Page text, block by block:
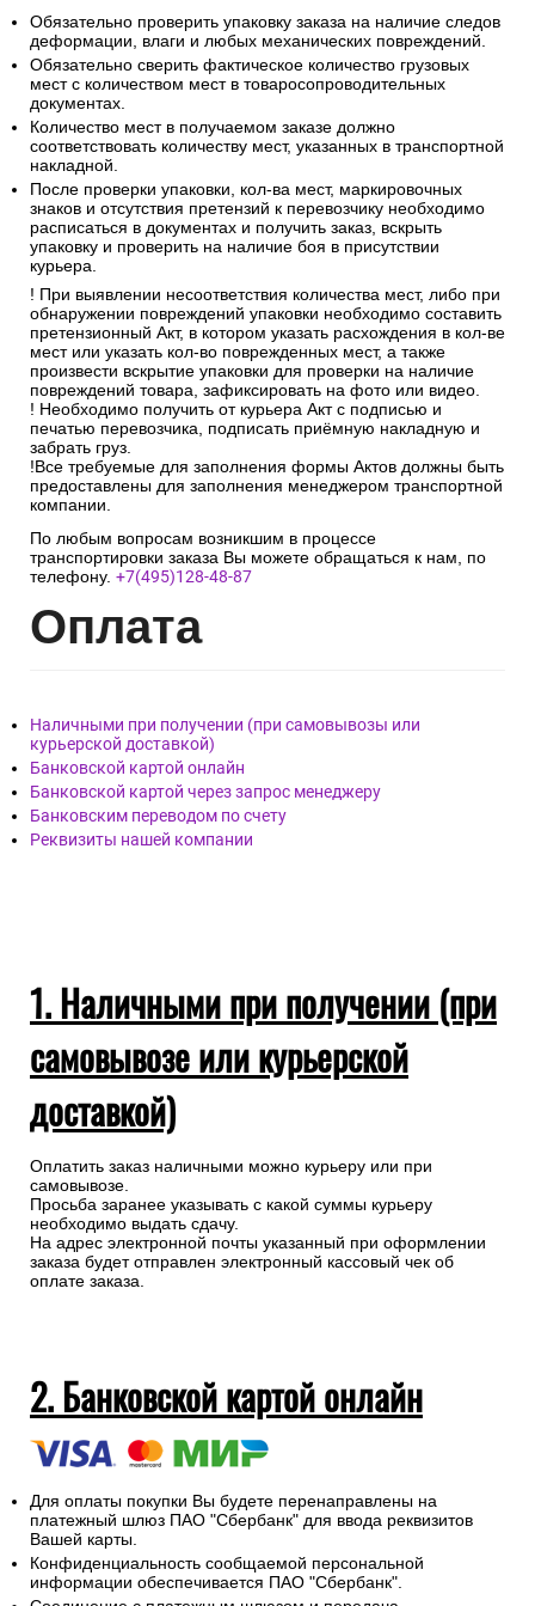
Обязательно проверить упаковку заказа на наличие следов
деформации, влаги и любых механических повреждений.
Обязательно сверить фактическое количество грузовых
мест с количеством мест в товаросопроводительных
документах.
Количество мест в получаемом заказе должно
соответствовать количеству мест, указанных в транспортной
накладной.
После проверки упаковки, кол-ва мест, маркировочных
знаков и отсутствия претензий к перевозчику необходимо
расписаться в документах и получить заказ, вскрыть
упаковку и проверить на наличие боя в присутствии
курьера.
! При выявлении несоответствия количества мест, либо при
обнаружении повреждений упаковки необходимо составить
претензионный Акт, в котором указать расхождения в кол-ве
мест или указать кол-во поврежденных мест, а также
произвести вскрытие упаковки для проверки на наличие
повреждений товара, зафиксировать на фото или видео.
! Необходимо получить от курьера Акт с подписью и
печатью перевозчика, подписать приёмную накладную и
забрать груз.
!Все требуемые для заполнения формы Актов должны быть
предоставлены для заполнения менеджером транспортной
компании.
По любым вопросам возникшим в процессе
транспортировки заказа Вы можете обращаться к нам, по
телефону. +7(495)128-48-87
Оплата
Наличными при получении (при самовывозы или
курьерской доставкой)
Банковской картой онлайн
Банковской картой через запрос менеджеру
Банковским переводом по счету
Реквизиты нашей компании
1. Наличными при получении (при
самовывозе или курьерской
доставкой)
Оплатить заказ наличными можно курьеру или при
самовывозе.
Просьба заранее указывать с какой суммы курьеру
необходимо выдать сдачу.
На адрес электронной почты указанный при оформлении
заказа будет отправлен электронный кассовый чек об
оплате заказа.
2. Банковской картой онлайн
Для оплаты покупки Вы будете перенаправлены на
платежный шлюз ПАО "Сбербанк" для ввода реквизитов
Вашей карты.
Конфиденциальность сообщаемой персональной
информации обеспечивается ПАО "Сбербанк".